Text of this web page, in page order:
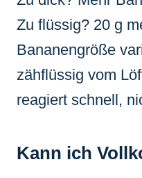
Zu flüssig? 20 g
Bananengröße
zähflüssig vom
reagiert schnell,
Kann ich